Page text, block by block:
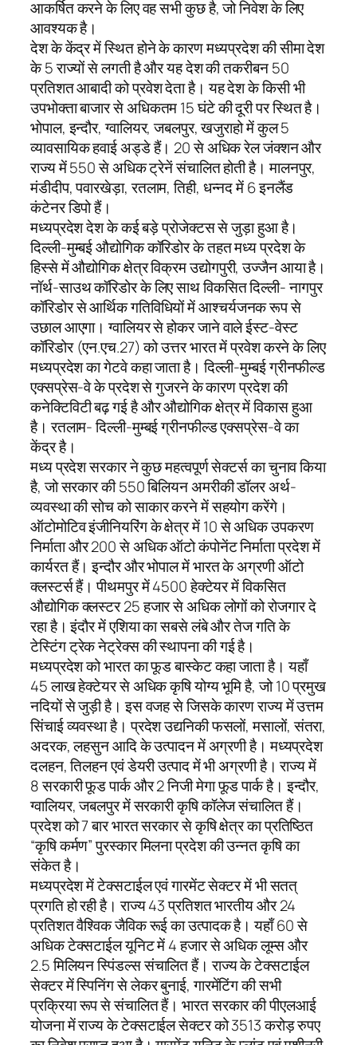
आकर्षित करने के लिए वह सभी कुछ है, जो निवेश के लिए
आवश्यक है।
देश के केंद्र में स्थित होने के कारण मध्यप्रदेश की सीमा देश
के 5 राज्यों से लगती है और यह देश की तकरीबन 50
प्रतिशत आबादी को प्रवेश देता है। यह देश के किसी भी
उपभोक्ता बाजार से अधिकतम 15 घंटे की दूरी पर स्थित है।
भोपाल, इन्दौर, ग्वालियर, जबलपुर, खजुराहो में कुल 5
व्यावसायिक हवाई अड्डे हैं। 20 से अधिक रेल जंक्शन और
राज्य में 550 से अधिक ट्रेनें संचालित होती है। मालनपुर,
मंडीदीप, पवारखेड़ा, रतलाम, तिही, धन्नद में 6 इनलैंड
कंटेनर डिपो हैं।
मध्यप्रदेश देश के कई बड़े प्रोजेक्टस से जुड़ा हुआ है।
दिल्ली-मुम्बई औद्योगिक कॉरिडोर के तहत मध्य प्रदेश के
हिस्से में औद्योगिक क्षेत्र विक्रम उद्योगपुरी, उज्जैन आया है।
नॉर्थ-साउथ कॉरिडोर के लिए साथ विकसित दिल्ली- नागपुर
कॉरिडोर से आर्थिक गतिविधियों में आश्चर्यजनक रूप से
उछाल आएगा। ग्वालियर से होकर जाने वाले ईस्ट-वेस्ट
कॉरिडोर (एन.एच.27) को उत्तर भारत में प्रवेश करने के लिए
मध्यप्रदेश का गेटवे कहा जाता है। दिल्ली-मुम्बई ग्रीनफील्ड
एक्सप्रेस-वे के प्रदेश से गुजरने के कारण प्रदेश की
कनेक्टिविटी बढ़ गई है और औद्योगिक क्षेत्र में विकास हुआ
है। रतलाम- दिल्ली-मुम्बई ग्रीनफील्ड एक्सप्रेस-वे का
केंद्र है।
मध्य प्रदेश सरकार ने कुछ महत्वपूर्ण सेक्टर्स का चुनाव किया
है, जो सरकार की 550 बिलियन अमरीकी डॉलर अर्थ-
व्यवस्था की सोच को साकार करने में सहयोग करेंगे।
ऑटोमोटिव इंजीनियरिंग के क्षेत्र में 10 से अधिक उपकरण
निर्माता और 200 से अधिक ऑटो कंपोनेंट निर्माता प्रदेश में
कार्यरत हैं। इन्दौर और भोपाल में भारत के अग्रणी ऑटो
क्लस्टर्स हैं। पीथमपुर में 4500 हेक्टेयर में विकसित
औद्योगिक क्लस्टर 25 हजार से अधिक लोगों को रोजगार दे
रहा है। इंदौर में एशिया का सबसे लंबे और तेज गति के
टेस्टिंग ट्रेक नेट्रेक्स की स्थापना की गई है।
मध्यप्रदेश को भारत का फूड बास्केट कहा जाता है। यहाँ
45 लाख हेक्टेयर से अधिक कृषि योग्य भूमि है, जो 10 प्रमुख
नदियों से जुड़ी है। इस वजह से जिसके कारण राज्य में उत्तम
सिंचाई व्यवस्था है। प्रदेश उद्यनिकी फसलों, मसालों, संतरा,
अदरक, लहसुन आदि के उत्पादन में अग्रणी है। मध्यप्रदेश
दलहन, तिलहन एवं डेयरी उत्पाद में भी अग्रणी है। राज्य में
8 सरकारी फूड पार्क और 2 निजी मेगा फूड पार्क है। इन्दौर,
ग्वालियर, जबलपुर में सरकारी कृषि कॉलेज संचालित हैं।
प्रदेश को 7 बार भारत सरकार से कृषि क्षेत्र का प्रतिष्ठित
“कृषि कर्मण” पुरस्कार मिलना प्रदेश की उन्नत कृषि का
संकेत है।
मध्यप्रदेश में टेक्सटाईल एवं गारमेंट सेक्टर में भी सतत्
प्रगति हो रही है। राज्य 43 प्रतिशत भारतीय और 24
प्रतिशत वैश्विक जैविक रूई का उत्पादक है। यहाँ 60 से
अधिक टेक्सटाईल यूनिट में 4 हजार से अधिक लूम्स और
2.5 मिलियन स्पिंडल्स संचालित हैं। राज्य के टेक्सटाईल
सेक्टर में स्पिनिंग से लेकर बुनाई, गारमेंटिंग की सभी
प्रक्रिया रूप से संचालित हैं। भारत सरकार की पीएलआई
योजना में राज्य के टेक्सटाईल सेक्टर को 3513 करोड़ रुपए